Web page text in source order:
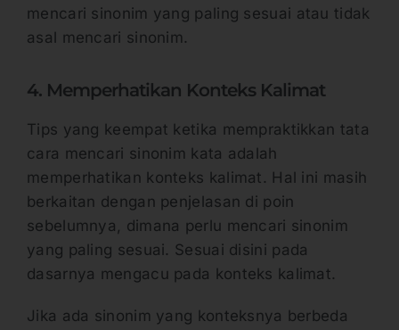
mencari sinonim yang paling sesuai atau tidak
asal mencari sinonim.
4. Memperhatikan Konteks Kalimat
Tips yang keempat ketika mempraktikkan tata
cara mencari sinonim kata adalah
memperhatikan konteks kalimat. Hal ini masih
berkaitan dengan penjelasan di poin
sebelumnya, dimana perlu mencari sinonim
yang paling sesuai. Sesuai disini pada
dasarnya mengacu pada konteks kalimat.
Jika ada sinonim yang konteksnya berbeda